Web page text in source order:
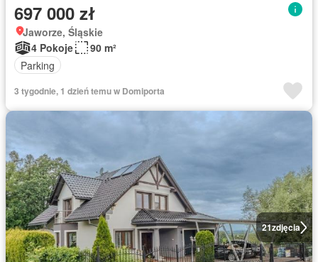
697 000 zł
Jaworze, Śląskie
4 Pokoje
90 m²
Parking
3 tygodnie, 1 dzień temu w Domiporta
21zdjęcia